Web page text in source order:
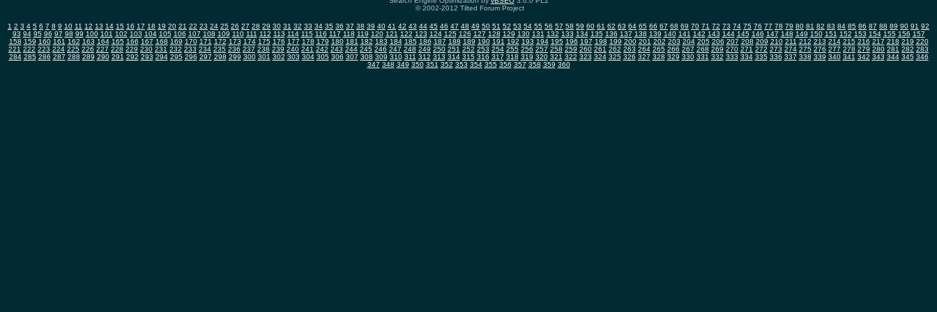
© 2002-2012 Tilted Forum Project
1 2 3 4 5 6 7 8 9 10 11 12 13 14 15 16 17 18 19 20 21 22 23 24 25 26 27 28 29 30 31 32 33 34 35 36 37 38 39 40 41 42 43 44 45 46 47 48 49 50 51 52 53 54 55 56 57 58 59 60 61 62 63 64 65 66 67 68 69 70 71 72 73 74 75 76 77 78 79 80 81 82 83 84 85 86 87 88 89 90 91 92
93 94 95 96 97 98 99 100 101 102 103 104 105 106 107 108 109 110 111 112 113 114 115 116 117 118 119 120 121 122 123 124 125 126 127 128 129 130 131 132 133 134 135 136 137 138 139 140 141 142 143 144 145 146 147 148 149 150 151 152 153 154 155 156 157
158 159 160 161 162 163 164 165 166 167 168 169 170 171 172 173 174 175 176 177 178 179 180 181 182 183 184 185 186 187 188 189 190 191 192 193 194 195 196 197 198 199 200 201 202 203 204 205 206 207 208 209 210 211 212 213 214 215 216 217 218 219 220
221 222 223 224 225 226 227 228 229 230 231 232 233 234 235 236 237 238 239 240 241 242 243 244 245 246 247 248 249 250 251 252 253 254 255 256 257 258 259 260 261 262 263 264 265 266 267 268 269 270 271 272 273 274 275 276 277 278 279 280 281 282 283
284 285 286 287 288 289 290 291 292 293 294 295 296 297 298 299 300 301 302 303 304 305 306 307 308 309 310 311 312 313 314 315 316 317 318 319 320 321 322 323 324 325 326 327 328 329 330 331 332 333 334 335 336 337 338 339 340 341 342 343 344 345 346
347 348 349 350 351 352 353 354 355 356 357 358 359 360